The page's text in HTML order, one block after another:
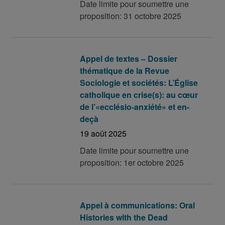
Date limite pour soumettre une
proposition: 31 octobre 2025
Appel de textes – Dossier
thématique de la Revue
Sociologie et sociétés: L’Église
catholique en crise(s): au cœur
de l’«ecclésio-anxiété» et en-
deçà
19 août 2025
Date limite pour soumettre une
proposition: 1er octobre 2025
Appel à communications: Oral
Histories with the Dead